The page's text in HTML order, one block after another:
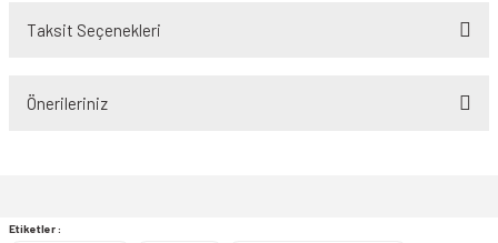
Taksit Seçenekleri
Önerileriniz
Etiketler :